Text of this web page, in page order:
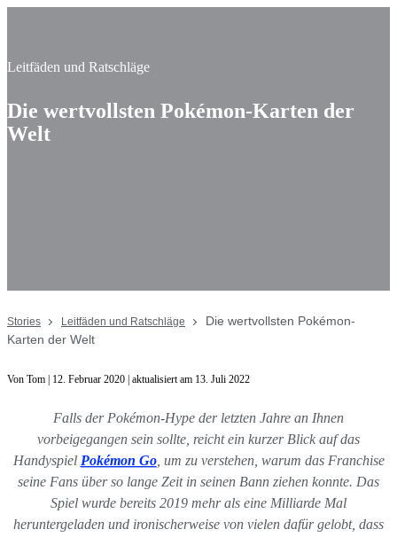
Leitfäden und Ratschläge
Die wertvollsten Pokémon-Karten der
Welt
Stories Leitfäden und Ratschläge
Die wertvollsten Pokémon-
Karten der Welt
Von Tom | 12. Februar 2020 | aktualisiert am 13. Juli 2022
Falls der Pokémon-Hype der letzten Jahre an Ihnen
vorbeigegangen sein sollte, reicht ein kurzer Blick auf das
Handyspiel Pokémon Go, um zu verstehen, warum das Franchise
seine Fans über so lange Zeit in seinen Bann ziehen konnte. Das
Spiel wurde bereits 2019 mehr als eine Milliarde Mal
heruntergeladen und ironischerweise von vielen dafür gelobt, dass